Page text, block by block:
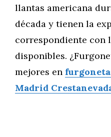
llantas americana
década y tienen la
correspondiente con
disponibles.
mejores en
Madrid